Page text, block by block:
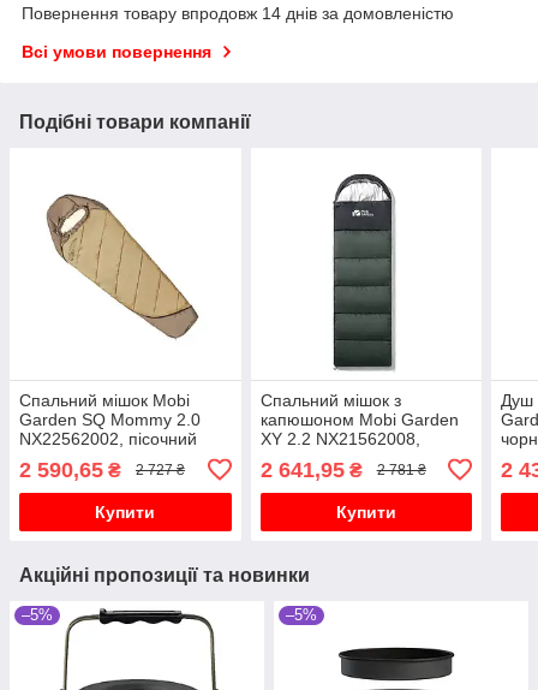
Повернення товару впродовж 14 днів за домовленістю
Всі умови повернення
Подібні товари компанії
Спальний мішок Mobi
Garden SQ Mommy 2.0
NX22562002, пісочний
2 590,65 ₴ 2 727 ₴
Купити
Спальний мішок з
капюшоном Mobi Garden
XY 2.2 NX21562008,
2 641,95₴ 2 781 ₴
Купити
Душ
2
Акційні пропозиції та новинки
–5% –5%